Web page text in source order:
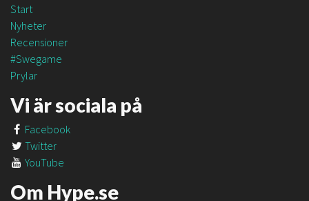
Start
Nyheter
Recensioner
#Swegame
Prylar
Vi är sociala på
Facebook
Twitter
YouTube
Om Hype.se